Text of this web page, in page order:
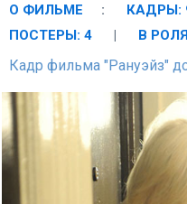
О ФИЛЬМЕ : КАДРЫ:
ПОСТЕРЫ: 4
| В
Кадр фильма "Рануэйз"